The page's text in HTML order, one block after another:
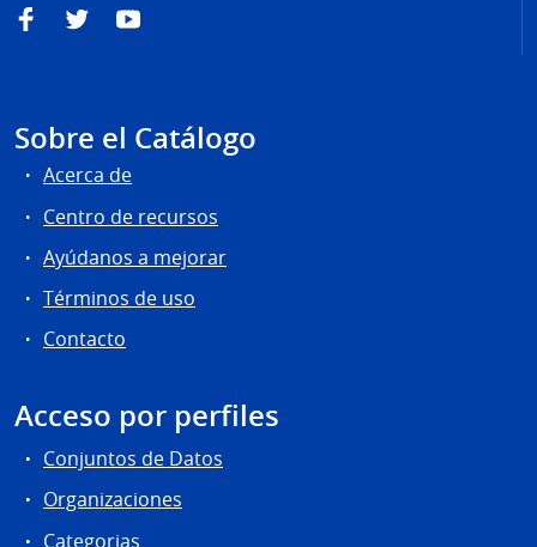
FacebookTwitterYouTube
Sobre el Catálogo
Acerca de
Centro de recursos
Ayúdanos a mejorar
Términos de uso
Contacto
Acceso por perfiles
Conjuntos de Datos
Organizaciones
Categorias